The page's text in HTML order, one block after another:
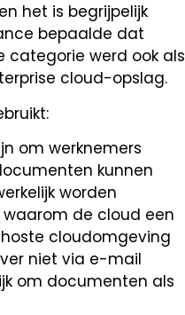
het is begrijpelijk
bepaalde dat
werd ook als
cloud-opslag.
om werknemers
kunnen
worden
de cloud een
cloudomgeving
niet via e-mail
om documenten als